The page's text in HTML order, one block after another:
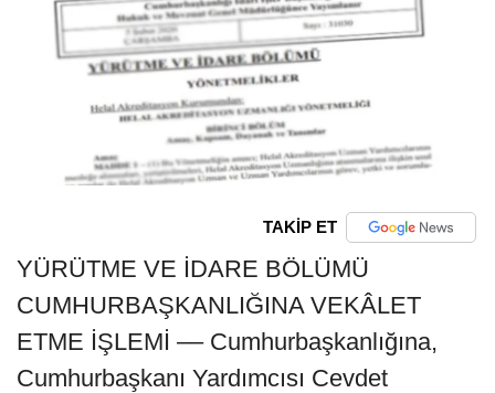
TAKİP ET
YÜRÜTME VE İDARE BÖLÜMÜ
CUMHURBAŞKANLIĞINA VEKÂLET
ETME İŞLEMİ –– Cumhurbaşkanlığına,
Cumhurbaşkanı Yardımcısı Cevdet